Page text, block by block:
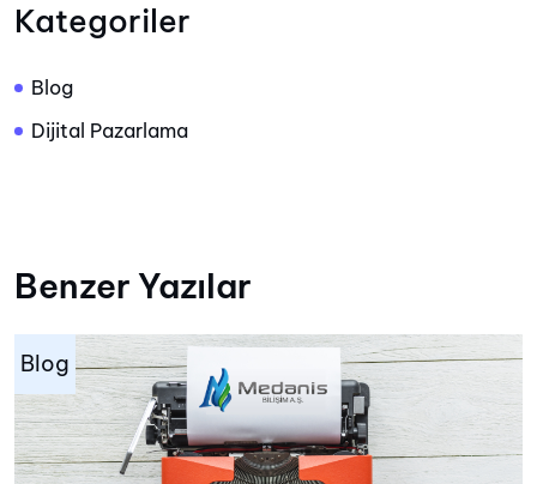
Kategoriler
Blog
Dijital Pazarlama
Benzer Yazılar
Blog